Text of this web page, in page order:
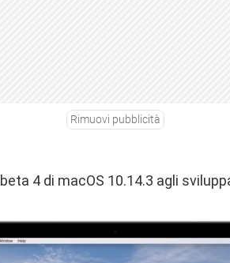
Rimuovi pubblicità
4 di macOS 10.14.3 agli